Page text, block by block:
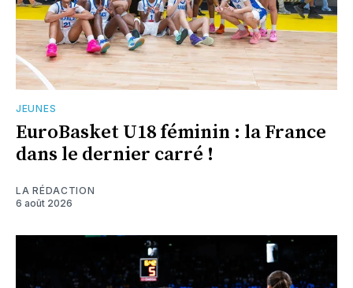
JEUNES
EuroBasket U18 féminin : la France
dans le dernier carré !
LA RÉDACTION
6 août 2026